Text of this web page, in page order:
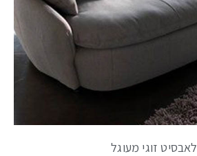
לאבסיט זוגי מעוגל